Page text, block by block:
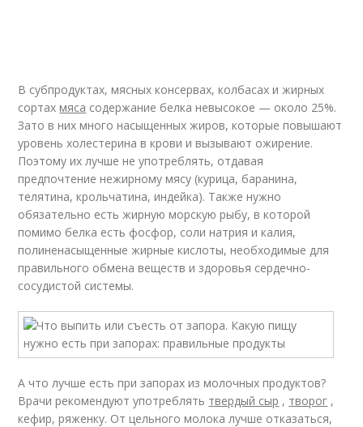
В субпродуктах, мясных консервах, колбасах и жирных
сортахмяса содержание белка невысокое — около 25%.
Зато в них много насыщенных жиров, которые повышают
уровень холестерина в крови и вызывают ожирение.
Поэтому их лучше не употреблять, отдавая
предпочтение нежирному мясу (курица, баранина,
телятина, крольчатина, индейка). Также нужно
обязательно есть жирную морскую рыбу, в которой
помимо белка есть фосфор, соли натрия и калия,
полиненасыщенные жирные кислоты, необходимые для
правильного обмена веществ и здоровья сердечно-
сосудистой системы.
А что лучше есть при запорах из молочных продуктов?
Врачи рекомендуют употреблять твердый сыр , творог ,
кефир, ряженку. От цельного молока лучше отказаться,